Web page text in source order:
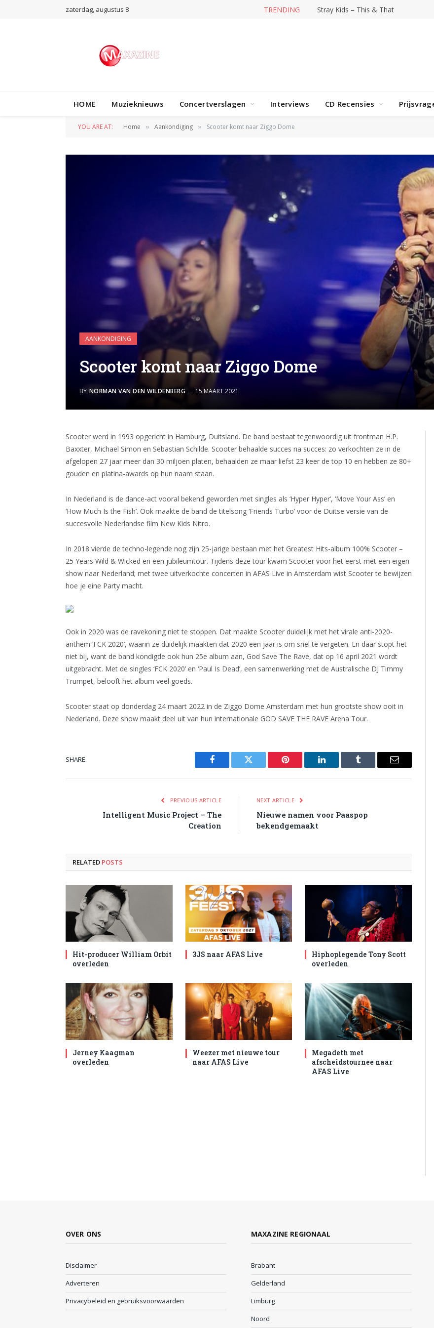
zaterdag, augustus 8 TRENDING Stray Kids – This & That
HOME Muzieknieuws Concertverslagen Interviews CD Recensies
YOU ARE AT: Home » Aankondiging » Scooter komt naar Ziggo Dome
AANKONDIGING
Scooter komt naar Ziggo Dome
BY NORMAN VAN DEN WILDENBERG 15 MAART 2021
Scooter werd in 1993 opgericht in Hamburg, Duitsland. De band bestaat tegenwoordig uit frontman H.P.
Baxxter, Michael Simon en Sebastian Schilde. Scooter behaalde succes na succes: zo verkochten ze in de
afgelopen 27 jaar meer dan 30 miljoen platen, behaalden ze maar liefst 23 keer de top 10 en hebben ze 80+
gouden en platina-awards op hun naam staan.
In Nederland is de dance-act vooral bekend geworden met singles als ‘Hyper Hyper’, ‘Move Your Ass’ en
‘How Much Is the Fish’. Ook maakte de band de titelsong ‘Friends Turbo’ voor de Duitse versie van de
succesvolle Nederlandse film New Kids Nitro.
In 2018 vierde de techno-legende nog zijn 25-jarige bestaan met het Greatest Hits-album 100% Scooter –
25 Years Wild & Wicked en een jubileumtour. Tijdens deze tour kwam Scooter voor het eerst met een eigen
show naar Nederland; met twee uitverkochte concerten in AFAS Live in Amsterdam wist Scooter te bewijzen
hoe je eine Party macht.
Ook in 2020 was de ravekoning niet te stoppen. Dat maakte Scooter duidelijk met het virale anti-2020-
anthem ‘FCK 2020’, waarin ze duidelijk maakten dat 2020 een jaar is om snel te vergeten. En daar stopt het
niet bij, want de band kondigde ook hun 25e album aan, God Save The Rave, dat op 16 april 2021 wordt
uitgebracht. Met de singles ‘FCK 2020’ en ‘Paul Is Dead’, een samenwerking met de Australische DJ Timmy
Trumpet, belooft het album veel goeds.
Scooter staat op donderdag 24 maart 2022 in de Ziggo Dome Amsterdam met hun grootste show ooit in
Nederland. Deze show maakt deel uit van hun internationale GOD SAVE THE RAVE Arena Tour.
SHARE.
Facebook Twitter Pinterest LinkedIn Tumblr Email
PREVIOUS ARTICLE
Intelligent Music Project – The
Creation
NEXT ARTICLE
Nieuwe namen voor Paaspop
bekendgemaakt
RELATED POSTS
Hit-producer William Orbit
overleden
3JS naar AFAS Live
Hiphoplegende Tony Scott
overleden
Jerney Kaagman
overleden
Weezer met nieuwe tour
naar AFAS Live
Megadeth met
afscheidstournee naar
AFAS Live
OVER ONS
Disclaimer
Adverteren
Privacybeleid en gebruiksvoorwaarden
MAXAZINE REGIONAAL
Brabant
Gelderland
Limburg
Noord